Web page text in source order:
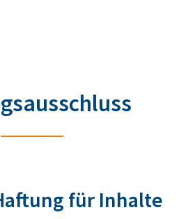
für Inhalte